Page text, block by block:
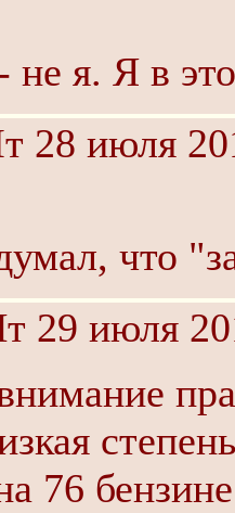
не я. Я в
28 июля
что
29 июля
76